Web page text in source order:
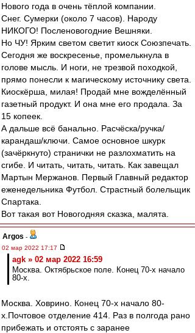
Нового года в очень тёплой компании.
Снег. Сумерки (около 7 часов). Народу
НИКОГО! Посленовогодние Вешняки.
Но ЧУ! Ярким светом светит киоск Союзпечать.
Сегодня же воскресенье, промелькнула в
голове мысль. И ноги, не трезвой походкой,
прямо понесли к магическому источнику света.
Киоскёрша, милая! Продай мне вожделённый
газетный продукт. И она мне его продала. За
15 копеек.
А дальше всё банально. Расчёска/ручка/
карандаш/ключи. Самое основное шкурк
(зачёркнуто) странички не разлохматить на
сгибе. И читать, читать, читать. Как завещал
Мартын Мержанов. Первый Главный редактор
еженедельника Футбол. Страстный болельщик
Спартака.
Вот такая вот Новогодняя сказка, малята.
Argos -
02 мар 2022 17:17
agk » 02 мар 2022 16:59
Москва. Октябрьское поле. Конец 70-х начало
80-х.
Москва. Ховрино. Конец 70-х начало 80-
х.Почтовое отделение 414. Раз в полгода рано
прибежать и отстоять с заранее